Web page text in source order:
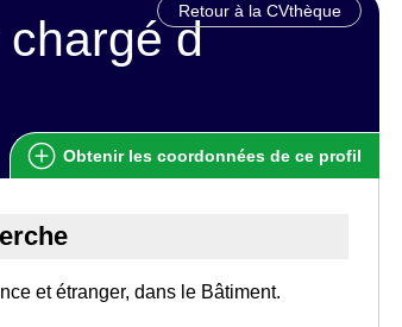
Retour à la CVthèque
d
Obtenir les coordonnées de ce profil
et étranger, dans le Bâtiment.